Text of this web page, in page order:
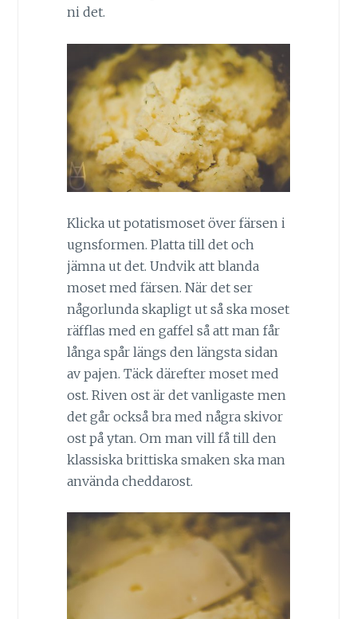
ni det.
Klicka ut potatismoset över färsen i
ugnsformen. Platta till det och
jämna ut det. Undvik att blanda
moset med färsen. När det ser
någorlunda skapligt ut så ska moset
räfflas med en gaffel så att man får
långa spår längs den längsta sidan
av pajen. Täck därefter moset med
ost. Riven ost är det vanligaste men
det går också bra med några skivor
ost på ytan. Om man vill få till den
klassiska brittiska smaken ska man
använda cheddarost.